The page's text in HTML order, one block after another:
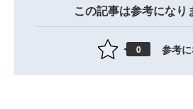
この記事は参考になり
0 参考